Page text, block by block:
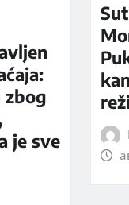
zbog
je sve